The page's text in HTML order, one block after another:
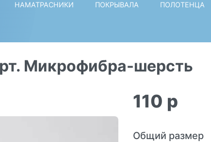
НАМАТРАСНИКИ ПОКРЫВАЛА ПОЛОТЕНЦА
Микрофибра-шерсть
110 p
Общий размер